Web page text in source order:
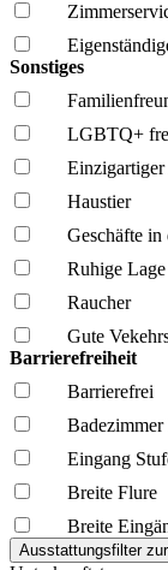
Sonstiges
LGBTQ+
Haustier
Geschäfte in
Ruhige Lage
Raucher
Gute
Barrierefreiheit
Barrierefrei
Eingang
Breite Flure
Breite